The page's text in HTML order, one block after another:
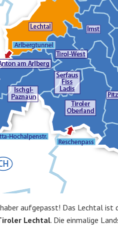
aufgepasst! Das Lechtal ist
Lechtal. Die einmalige